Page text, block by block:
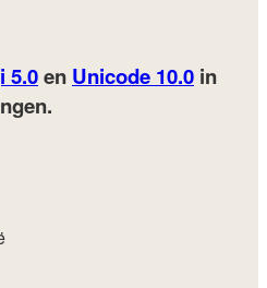
5.0en Unicode 10.0 in